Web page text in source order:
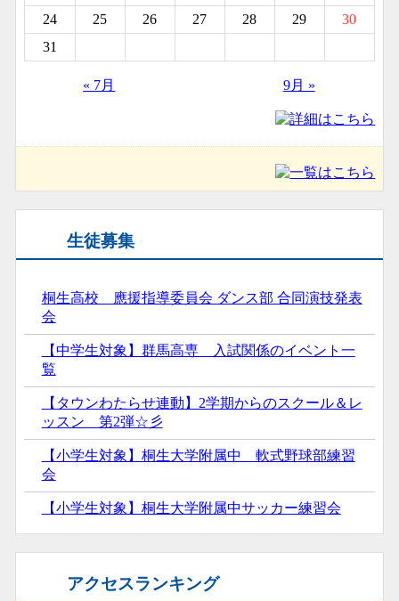
24
25 26 27 28 29
30
31
« 7月 9月 »
生徒募集
桐生高校 應援指導委員会 ダンス部 合同演技発表
会
【中学生対象】群馬高専 入試関係のイベント一
覧
【タウンわたらせ連動】2学期からのスクール＆レ
ッスン 第2弾☆彡
【小学生対象】桐生大学附属中 軟式野球部練習
会
【小学生対象】桐生大学附属中サッカー練習会
アクセスランキング